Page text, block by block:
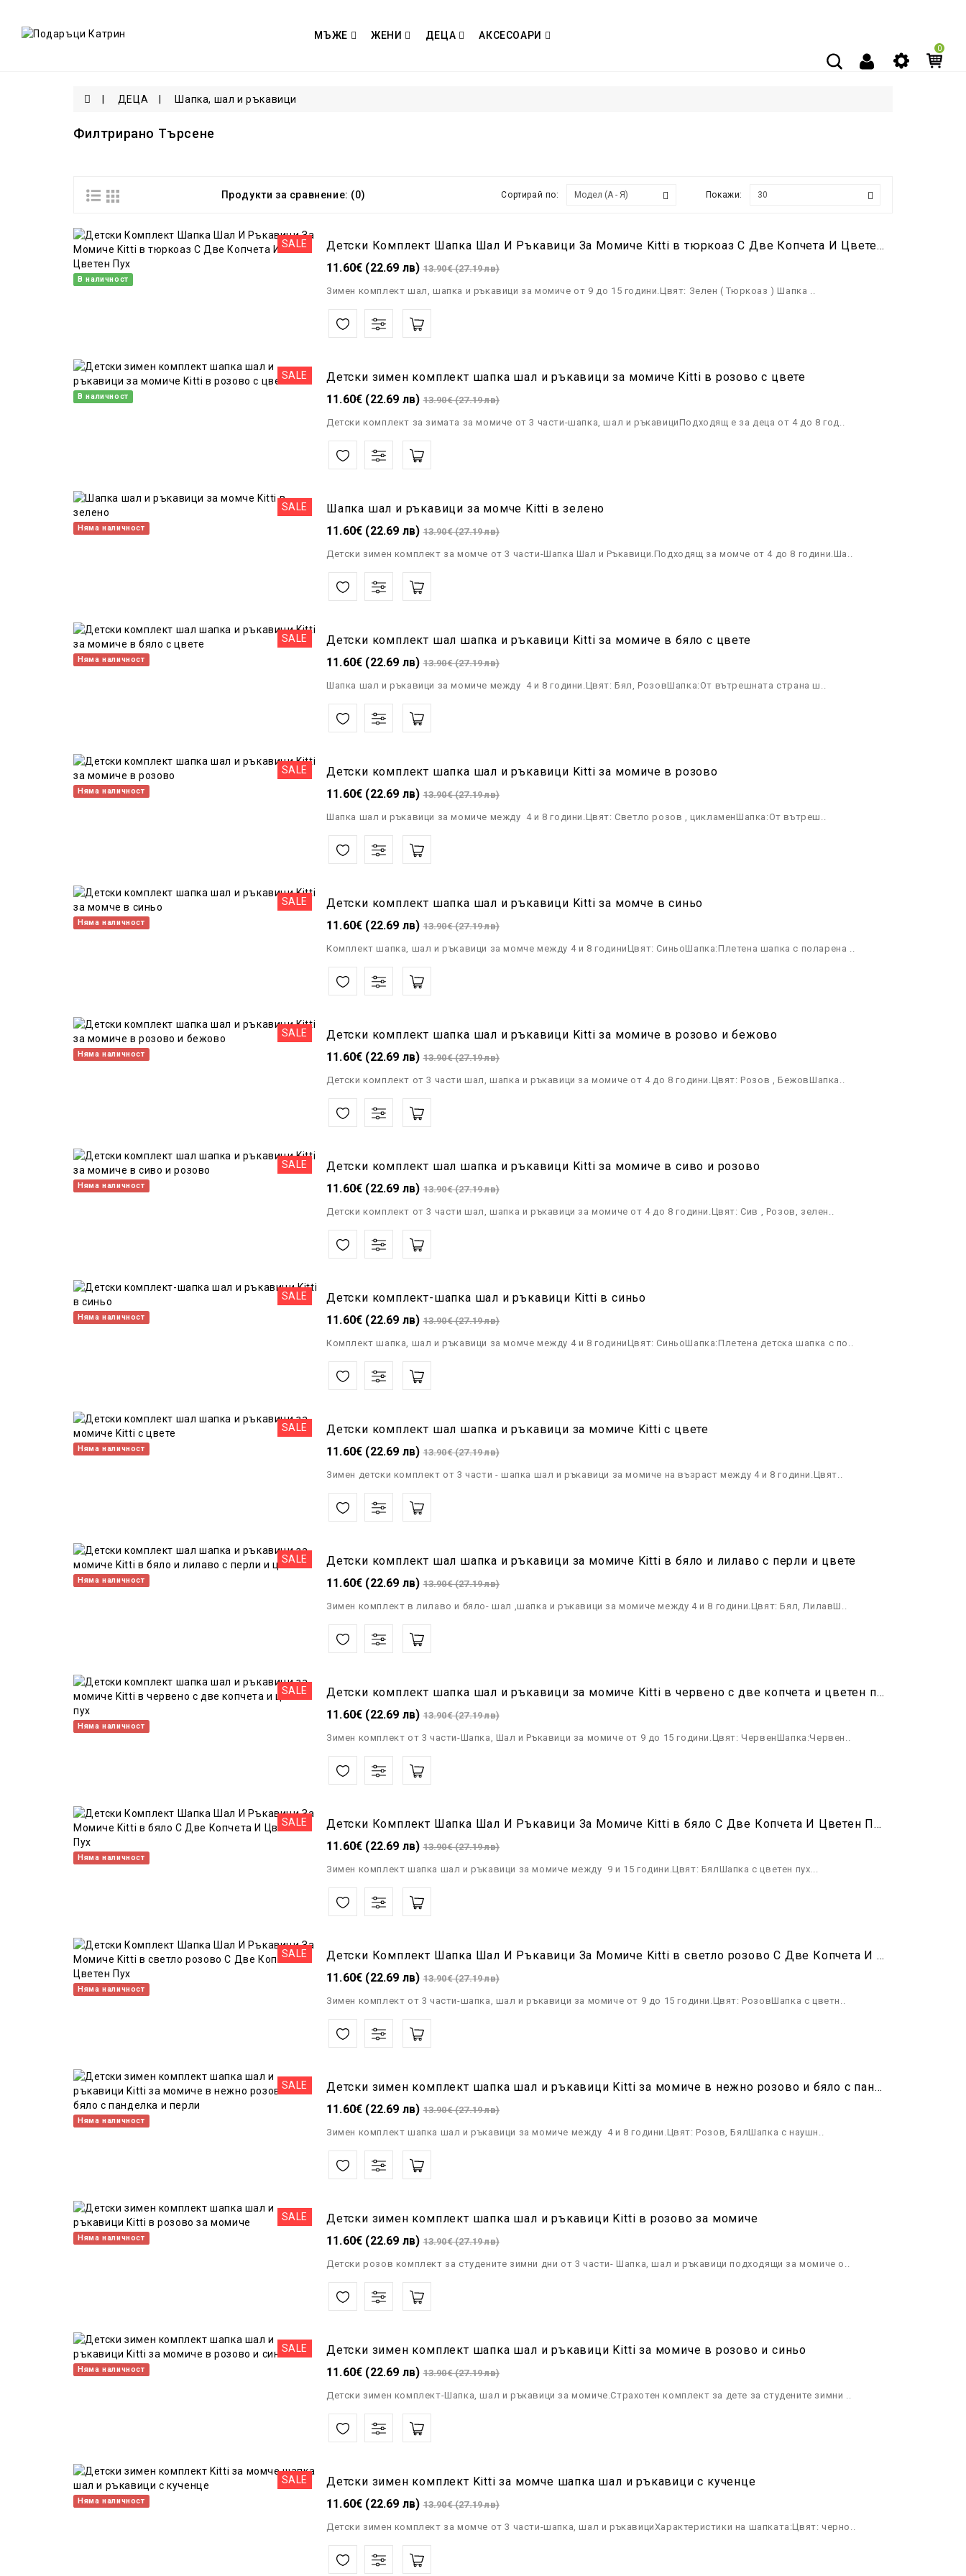
МЪЖЕ ЖЕНИ ДЕЦА АКСЕСОАРИ
0
ДЕЦА Шапка, шал и ръкавици
Филтрирано Търсене
Продукти за сравнение: (0) Сортирай по: Покажи:
SALE
В наличност
Детски Комплект Шапка Шал И Ръкавици За Момиче Kitti в тюркоаз С Две Копчета И Цветен Пух
11.60€ (22.69 лв) 13.90€ (27.19 лв)
Зимен комплект шал, шапка и ръкавици за момиче от 9 до 15 години.Цвят: Зелен ( Тюркоаз ) Шапка ..
SALE
В наличност
Детски зимен комплект шапка шал и ръкавици за момиче Kitti в розово с цвете
11.60€ (22.69 лв) 13.90€ (27.19 лв)
Детски комплект за зимата за момиче от 3 части-шапка, шал и ръкавициПодходящ е за деца от 4 до 8 год..
SALE
Няма наличност
Шапка шал и ръкавици за момче Kitti в зелено
11.60€ (22.69 лв) 13.90€ (27.19 лв)
Детски зимен комплект за момче от 3 части-Шапка Шал и Ръкавици.Подходящ за момче от 4 до 8 години.Ша..
SALE
Няма наличност
Детски комплект шал шапка и ръкавици Kitti за момиче в бяло с цвете
11.60€ (22.69 лв) 13.90€ (27.19 лв)
Шапка шал и ръкавици за момиче между 4 и 8 години.Цвят: Бял, РозовШапка:От вътрешната страна ш..
SALE
Няма наличност
Детски комплект шапка шал и ръкавици Kitti за момиче в розово
11.60€ (22.69 лв) 13.90€ (27.19 лв)
Шапка шал и ръкавици за момиче между 4 и 8 години.Цвят: Светло розов , цикламенШапка:От вътреш..
SALE
Няма наличност
Детски комплект шапка шал и ръкавици Kitti за момче в синьо
11.60€ (22.69 лв) 13.90€ (27.19 лв)
Комплект шапка, шал и ръкавици за момче между 4 и 8 годиниЦвят: СиньоШапка:Плетена шапка с поларена ..
SALE
Няма наличност
Детски комплект шапка шал и ръкавици Kitti за момиче в розово и бежово
11.60€ (22.69 лв) 13.90€ (27.19 лв)
Детски комплект от 3 части шал, шапка и ръкавици за момиче от 4 до 8 години.Цвят: Розов , БежовШапка..
SALE
Няма наличност
Детски комплект шал шапка и ръкавици Kitti за момиче в сиво и розово
11.60€ (22.69 лв) 13.90€ (27.19 лв)
Детски комплект от 3 части шал, шапка и ръкавици за момиче от 4 до 8 години.Цвят: Сив , Розов, зелен..
SALE
Няма наличност
Детски комплект-шапка шал и ръкавици Kitti в синьо
11.60€ (22.69 лв) 13.90€ (27.19 лв)
Комплект шапка, шал и ръкавици за момче между 4 и 8 годиниЦвят: СиньоШапка:Плетена детска шапка с по..
SALE
Няма наличност
Детски комплект шал шапка и ръкавици за момиче Kitti с цвете
11.60€ (22.69 лв) 13.90€ (27.19 лв)
Зимен детски комплект от 3 части - шапка шал и ръкавици за момиче на възраст между 4 и 8 години.Цвят..
SALE
Няма наличност
Детски комплект шал шапка и ръкавици за момиче Kitti в бяло и лилаво с перли и цвете
11.60€ (22.69 лв) 13.90€ (27.19 лв)
Зимен комплект в лилаво и бяло- шал ,шапка и ръкавици за момиче между 4 и 8 години.Цвят: Бял, ЛилавШ..
SALE
Няма наличност
Детски комплект шапка шал и ръкавици за момиче Kitti в червено с две копчета и цветен пух
11.60€ (22.69 лв) 13.90€ (27.19 лв)
Зимен комплект от 3 части-Шапка, Шал и Ръкавици за момиче от 9 до 15 години.Цвят: ЧервенШапка:Червен..
SALE
Няма наличност
Детски Комплект Шапка Шал И Ръкавици За Момиче Kitti в бяло С Две Копчета И Цветен Пух
11.60€ (22.69 лв) 13.90€ (27.19 лв)
Зимен комплект шапка шал и ръкавици за момиче между 9 и 15 години.Цвят: БялШапка с цветен пух...
SALE
Няма наличност
Детски Комплект Шапка Шал И Ръкавици За Момиче Kitti в светло розово С Две Копчета И Цветен Пух
11.60€ (22.69 лв) 13.90€ (27.19 лв)
Зимен комплект от 3 части-шапка, шал и ръкавици за момиче от 9 до 15 години.Цвят: РозовШапка с цветн..
SALE
Няма наличност
Детски зимен комплект шапка шал и ръкавици Kitti за момиче в нежно розово и бяло с панделка и перли
11.60€ (22.69 лв) 13.90€ (27.19 лв)
Зимен комплект шапка шал и ръкавици за момиче между 4 и 8 години.Цвят: Розов, БялШапка с наушн..
SALE
Няма наличност
Детски зимен комплект шапка шал и ръкавици Kitti в розово за момиче
11.60€ (22.69 лв) 13.90€ (27.19 лв)
Детски розов комплект за студените зимни дни от 3 части- Шапка, шал и ръкавици подходящи за момиче о..
SALE
Няма наличност
Детски зимен комплект шапка шал и ръкавици Kitti за момиче в розово и синьо
11.60€ (22.69 лв) 13.90€ (27.19 лв)
Детски зимен комплект-Шапка, шал и ръкавици за момиче.Страхотен комплект за дете за студените зимни ..
SALE
Няма наличност
Детски зимен комплект Kitti за момче шапка шал и ръкавици с кученце
11.60€ (22.69 лв) 13.90€ (27.19 лв)
Детски зимен комплект за момче от 3 части-шапка, шал и ръкавициХарактеристики на шапката:Цвят: черно..